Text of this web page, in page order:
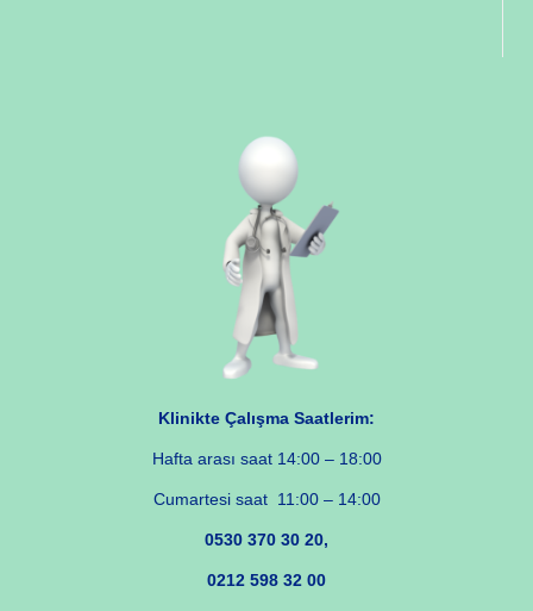
Klinikte Çalışma Saatlerim:
Hafta arası saat 14:00 – 18:00
Cumartesi saat 11:00 – 14:00
0530 370 30 20,
0212 598 32 00